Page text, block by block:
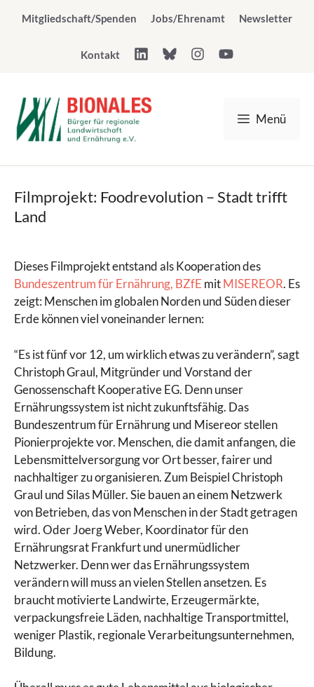
InhaltMitgliedschaft/Spenden Jobs/Ehrenamt Newsletter
Kontakt
Menü
Filmprojekt: Foodrevolution – Stadt trifft
Land
Dieses Filmprojekt entstand als Kooperation des
Bundeszentrum für Ernährung, BZfE mitMISEREOR. Es
zeigt: Menschen im globalen Norden und Süden dieser
Erde können viel voneinander lernen:
“Es ist fünf vor 12, um wirklich etwas zu verändern”, sagt
Christoph Graul, Mitgründer und Vorstand der
Genossenschaft Kooperative EG. Denn unser
Ernährungssystem ist nicht zukunftsfähig. Das
Bundeszentrum für Ernährung und Misereor stellen
Pionierprojekte vor. Menschen, die damit anfangen, die
Lebensmittelversorgung vor Ort besser, fairer und
nachhaltiger zu organisieren. Zum Beispiel Christoph
Graul und Silas Müller. Sie bauen an einem Netzwerk
von Betrieben, das von Menschen in der Stadt getragen
wird. Oder Joerg Weber, Koordinator für den
Ernährungsrat Frankfurt und unermüdlicher
Netzwerker. Denn wer das Ernährungssystem
verändern will muss an vielen Stellen ansetzen. Es
braucht motivierte Landwirte, Erzeugermärkte,
verpackungsfreie Läden, nachhaltige Transportmittel,
weniger Plastik, regionale Verarbeitungsunternehmen,
Bildung.